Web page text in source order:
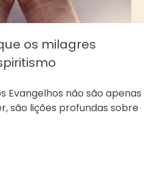
os milagres
Evangelhos não são apenas
são lições profundas sobre